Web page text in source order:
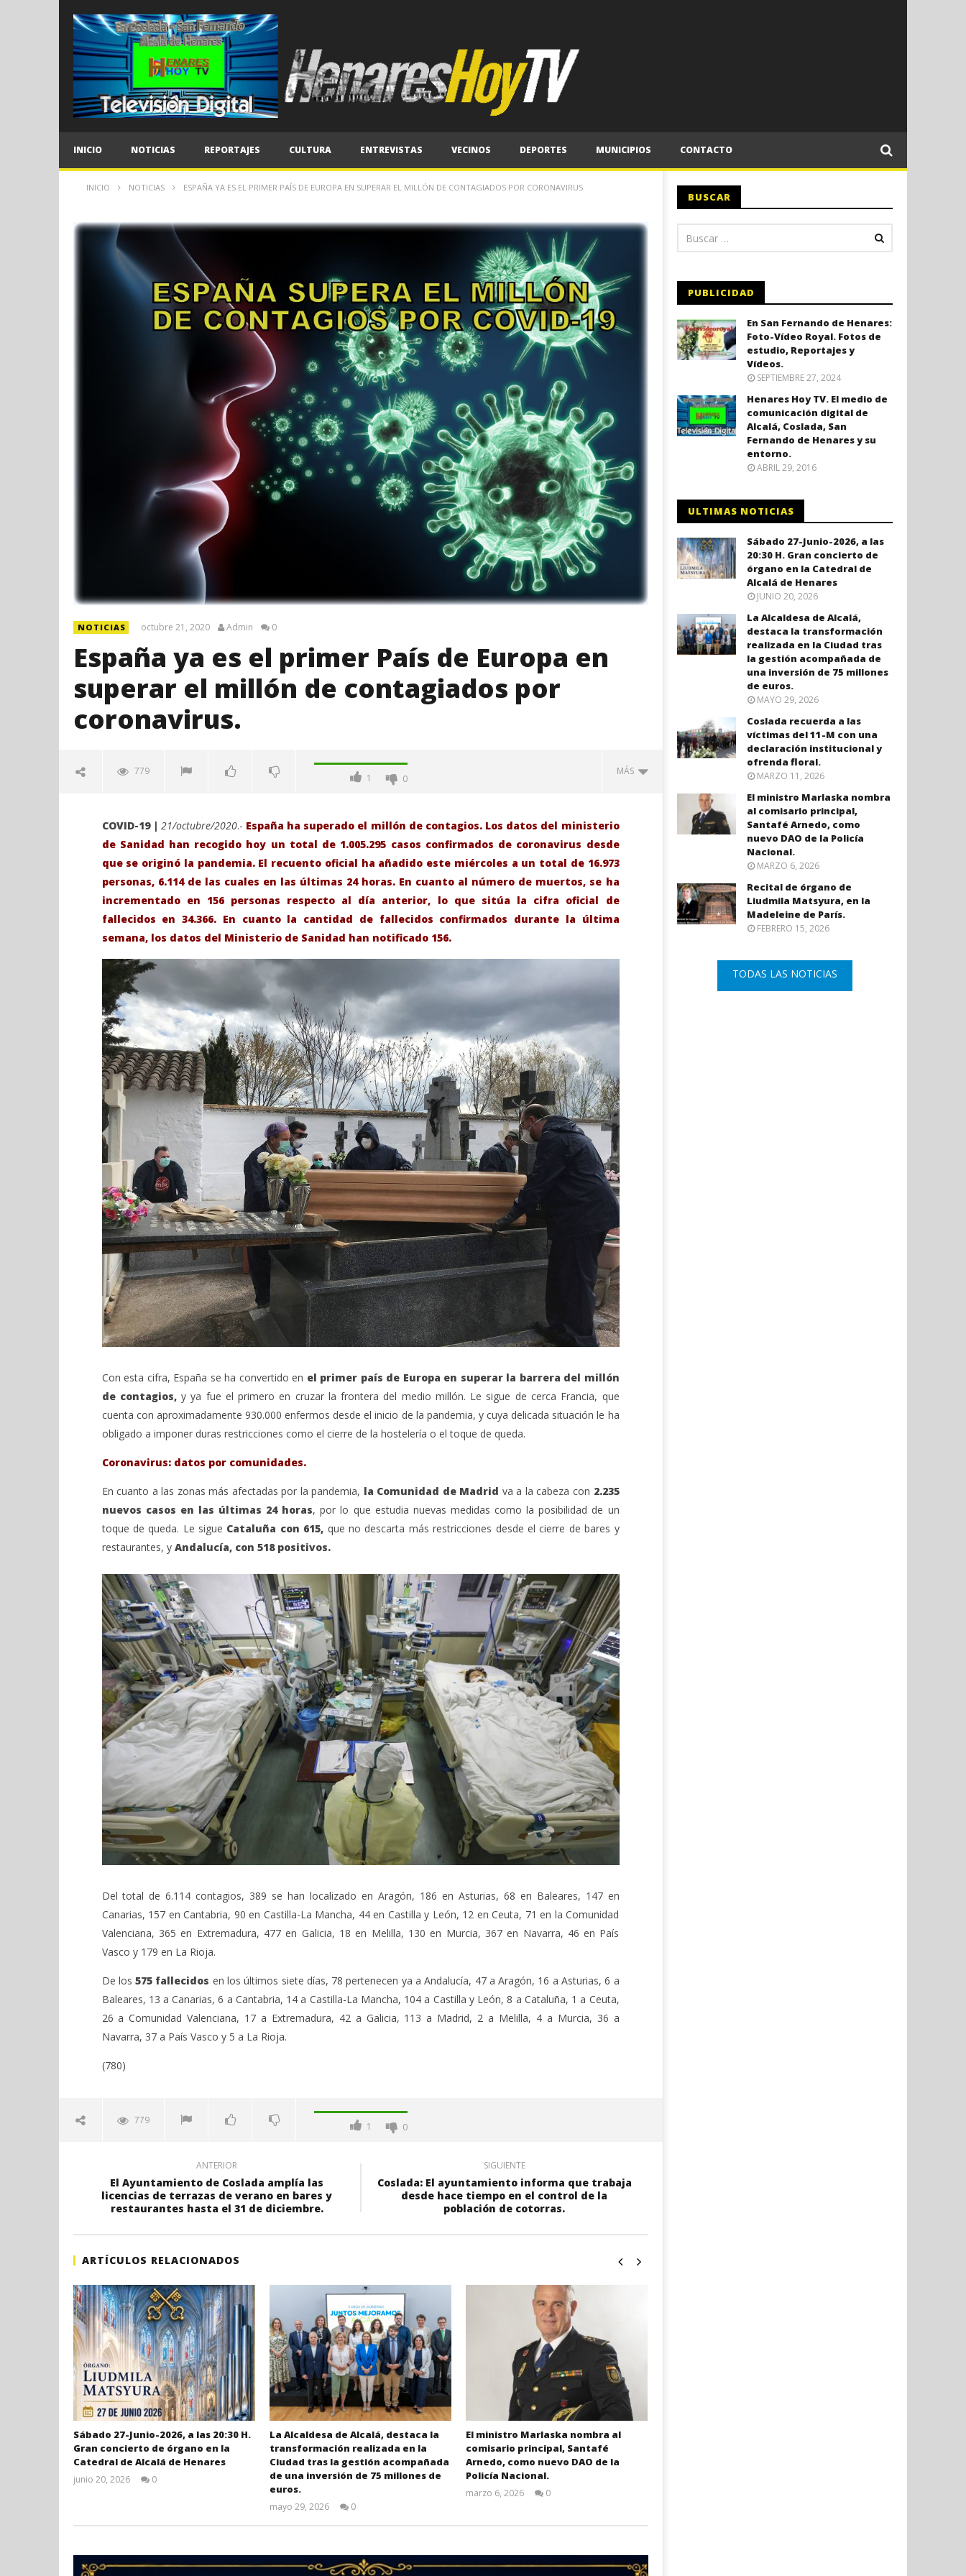
INICIO NOTICIAS REPORTAJES CULTURA ENTREVISTAS VECINOS DEPORTES MUNICIPIOS CONTACTO
INICIO NOTICIAS ESPAÑA YA ES EL PRIMER PAÍS DE EUROPA EN SUPERAR EL MILLÓN DE CONTAGIADOS POR CORONAVIRUS.
NOTICIAS octubre 21, 2020 Admin 0
España ya es el primer País de Europa en
superar el millón de contagiados por
coronavirus.
779
1 0
MÁS
VIENDO AHORA
Europa en superar el millón de
contagiados por coronavirus.
octubre
2020
Admin
H. Gran concierto de órgano en la
octubre
21,
2020
Admin
Ciudad tras la gestión
acompañada de una inversión de
octubre
21,
2020
Admin
del 11-M con una declaración
institucional y ofrenda floral.
comisario principal,
Arnedo, como nuevo DAO
Policía Nacional.
COVID-19 | 21/octubre/2020.- España ha superado el millón de contagios. Los datos del ministerio
de Sanidad han recogido hoy un total de 1.005.295 casos confirmados de coronavirus desde
que se originó la pandemia. El recuento oficial ha añadido este miércoles a un total de 16.973
personas, 6.114 de las cuales en las últimas 24 horas. En cuanto al número de muertos, se ha
incrementado en 156 personas respecto al día anterior, lo que sitúa la cifra oficial de
fallecidos en 34.366. En cuanto la cantidad de fallecidos confirmados durante la última
semana, los datos del Ministerio de Sanidad han notificado 156.
Con esta cifra, España se ha convertido en el primer país de Europa en superar la barrera del millón
de contagios,y ya fue el primero en cruzar la frontera del medio millón. Le sigue de cerca Francia, que
cuenta con aproximadamente 930.000 enfermos desde el inicio de la pandemia, y cuya delicada situación le ha
obligado a imponer duras restricciones como el cierre de la hostelería o el toque de queda.
Coronavirus: datos por comunidades.
En cuanto a las zonas más afectadas por la pandemia, la Comunidad de Madrid va a la cabeza con 2.235
nuevos casos en las últimas 24 horas, por lo que estudia nuevas medidas como la posibilidad de un
toque de queda. Le sigue Cataluña con 615, que no descarta más restricciones desde el cierre de bares y
restaurantes, y Andalucía, con 518 positivos.
Del total de 6.114 contagios, 389 se han localizado en Aragón, 186 en Asturias, 68 en Baleares, 147 en
Canarias, 157 en Cantabria, 90 en Castilla-La Mancha, 44 en Castilla y León, 12 en Ceuta, 71 en la Comunidad
Valenciana, 365 en Extremadura, 477 en Galicia, 18 en Melilla, 130 en Murcia, 367 en Navarra, 46 en País
Vasco y 179 en La Rioja.
De los575 fallecidos en los últimos siete días, 78 pertenecen ya a Andalucía, 47 a Aragón, 16 a Asturias, 6 a
Baleares, 13 a Canarias, 6 a Cantabria, 14 a Castilla-La Mancha, 104 a Castilla y León, 8 a Cataluña, 1 a Ceuta,
26 a Comunidad Valenciana, 17 a Extremadura, 42 a Galicia, 113 a Madrid, 2 a Melilla, 4 a Murcia, 36 a
Navarra, 37 a País Vasco y 5 a La Rioja.
(780)
779
1 0
ANTERIOR
El Ayuntamiento de Coslada amplía las
licencias de terrazas de verano en bares y
restaurantes hasta el 31 de diciembre.
SIGUIENTE
Coslada: El ayuntamiento informa que trabaja
desde hace tiempo en el control de la
población de cotorras.
ARTÍCULOS RELACIONADOS
Sábado 27-Junio-2026, a las 20:30 H.
Gran concierto de órgano en la
Catedral de Alcalá de Henares
junio 20, 2026
0
La Alcaldesa de Alcalá, destaca la
transformación realizada en la
Ciudad tras la gestión acompañada
de una inversión de 75 millones de
euros.
mayo 29, 2026
0
El ministro Marlaska nombra al
comisario principal, Santafé
Arnedo, como nuevo DAO de la
Policía Nacional.
marzo 6, 2026
0
BUSCAR
PUBLICIDAD
En San Fernando de Henares:
Foto-Vídeo Royal. Fotos de
estudio, Reportajes y
Vídeos.
SEPTIEMBRE 27, 2024
Henares Hoy TV. El medio de
comunicación digital de
Alcalá, Coslada, San
Fernando de Henares y su
entorno.
ABRIL 29, 2016
ULTIMAS NOTICIAS
Sábado 27-Junio-2026, a las
20:30 H. Gran concierto de
órgano en la Catedral de
Alcalá de Henares
JUNIO 20, 2026
La Alcaldesa de Alcalá,
destaca la transformación
realizada en la Ciudad tras
la gestión acompañada de
una inversión de 75 millones
de euros.
MAYO 29, 2026
Coslada recuerda a las
víctimas del 11-M con una
declaración institucional y
ofrenda floral.
MARZO 11, 2026
El ministro Marlaska nombra
al comisario principal,
Santafé Arnedo, como
nuevo DAO de la Policía
Nacional.
MARZO 6, 2026
Recital de órgano de
Liudmila Matsyura, en la
Madeleine de París.
FEBRERO 15, 2026
TODAS LAS NOTICIAS